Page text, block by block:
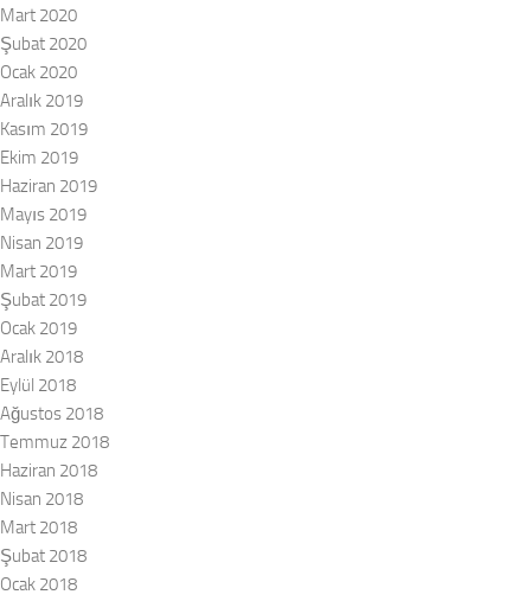
Mart 2020
Şubat 2020
Ocak 2020
Aralık 2019
Kasım 2019
Ekim 2019
Haziran 2019
Mayıs 2019
Nisan 2019
Mart 2019
Şubat 2019
Ocak 2019
Aralık 2018
Eylül 2018
Ağustos 2018
Temmuz 2018
Haziran 2018
Nisan 2018
Mart 2018
Şubat 2018
Ocak 2018